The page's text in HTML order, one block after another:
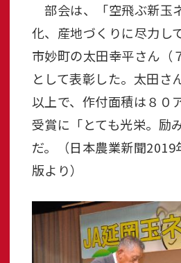
部会は、「空飛ぶ新玉
化、産地づくりに尽力し
市妙町の太田幸平さん（
として表彰した。太田さ
以上で、作付面積は８０
受賞に「とても光栄。励
だ。（日本農業新聞2019
版より）